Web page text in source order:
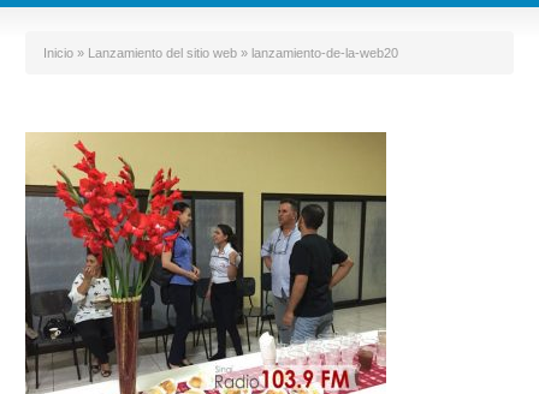
Inicio » Lanzamiento del sitio web » lanzamiento-de-la-web20